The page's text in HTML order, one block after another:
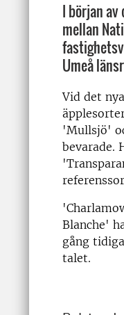
I början av
mellan
Umeå
Vid det
'Mullsjö'
bevarade.
Blanche'
gång
talet.